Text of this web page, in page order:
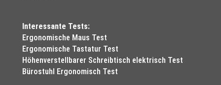
Interessante Tests:
Ergonomische Maus Test
Ergonomische Tastatur Test
Höhenverstellbarer Schreibtisch elektrisch Test
Bürostuhl Ergonomisch Test